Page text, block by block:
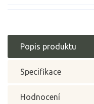
Popis produktu
Specifikace
Hodnocení